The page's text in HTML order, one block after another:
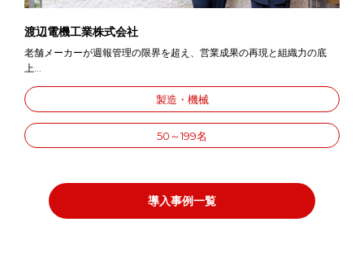
渡辺電機工業株式会社
老舗メーカーが週報管理の限界を超え、営業成果の再現と組織力の底
上...
製造・機械
50～199名
導入事例一覧